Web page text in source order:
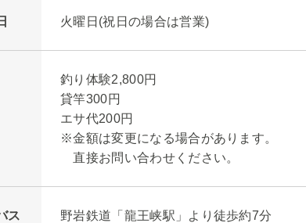
火曜日(祝日の場合は営業)
釣り体験2,800円
貸竿300円
エサ代200円
※金額は変更になる場合があります。
直接お問い合わせください。
ス 野岩鉄道「龍王峡駅」より徒歩約7分